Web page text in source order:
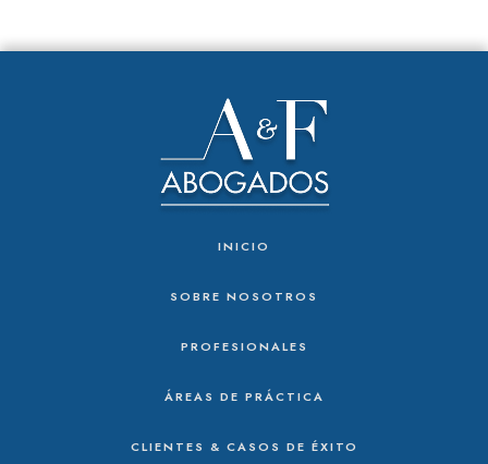
INICIO
SOBRE NOSOTROS
PROFESIONALES
ÁREAS DE PRÁCTICA
CLIENTES & CASOS DE ÉXITO